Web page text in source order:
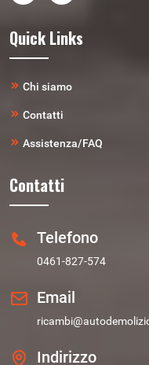
Quick Links
Chi siamo
Contatti
Assistenza/FAQ
Contatti
Telefono
0461-827-574
Email
Indirizzo